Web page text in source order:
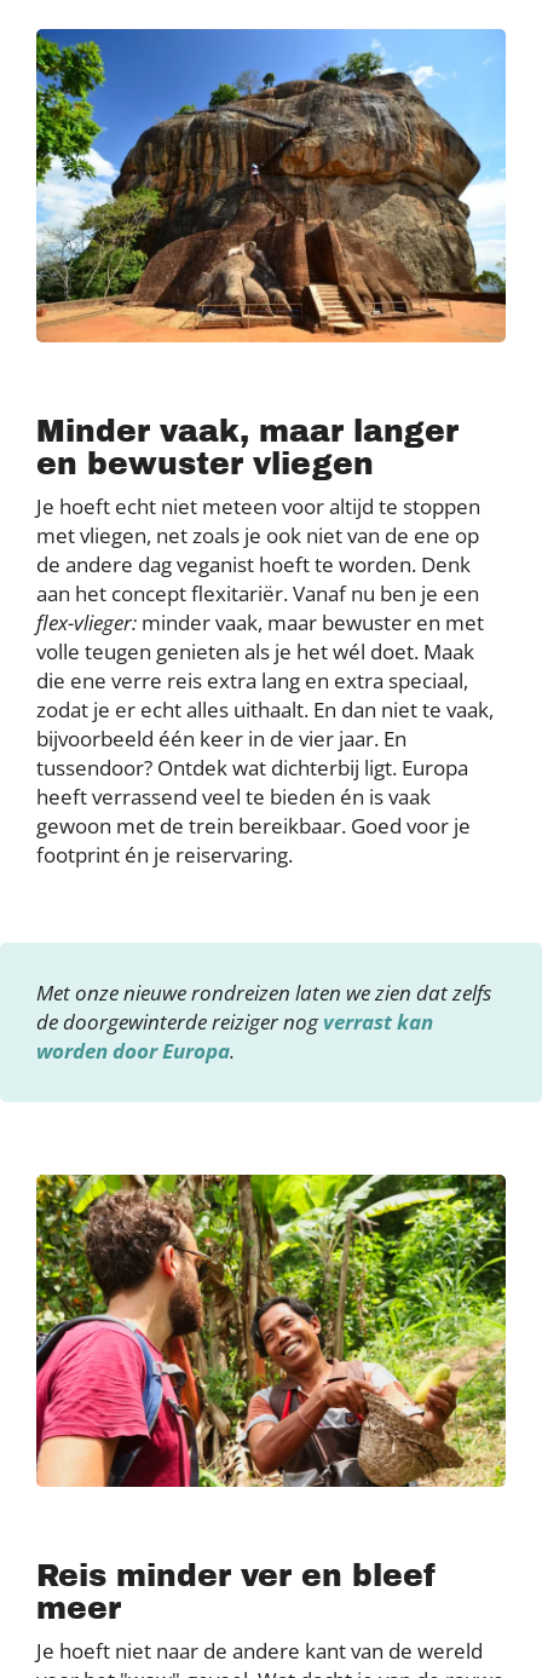
Minder vaak, maar langer
en bewuster vliegen
Je hoeft echt niet meteen voor altijd te stoppen
met vliegen, net zoals je ook niet van de ene op
de andere dag veganist hoeft te worden. Denk
aan het concept flexitariër. Vanaf nu ben je een
flex-vlieger: minder vaak, maar bewuster en met
volle teugen genieten als je het wél doet. Maak
die ene verre reis extra lang en extra speciaal,
zodat je er echt alles uithaalt. En dan niet te vaak,
bijvoorbeeld één keer in de vier jaar. En
tussendoor? Ontdek wat dichterbij ligt. Europa
heeft verrassend veel te bieden én is vaak
gewoon met de trein bereikbaar. Goed voor je
footprint én je reiservaring.
Met onze nieuwe rondreizen laten we zien dat zelfs
de doorgewinterde reiziger nogverrast kan
worden door Europa.
Reis minder ver en bleef
meer
Je hoeft niet naar de andere kant van de wereld